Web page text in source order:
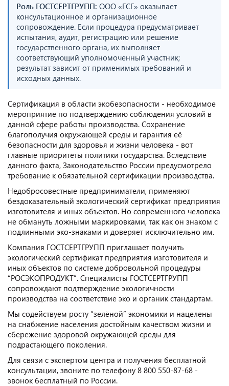
Роль ГОСТСЕРТГРУПП: ООО «ГСГ» оказывает
консультационное и организационное
сопровождение. Если процедура предусматривает
испытания, аудит, регистрацию или решение
государственного органа, их выполняет
соответствующий уполномоченный участник;
результат зависит от применимых требований и
исходных данных.
Сертификация в области экобезопасности - необходимое
мероприятие по подтверждению соблюдения условий в
данной сфере работы производства. Сохранение
благополучия окружающей среды и гарантия её
безопасности для здоровья и жизни человека - вот
главные приоритеты политики государства. Вследствие
данного факта, Законодательство России предусмотрело
требование к обязательной сертификации производства.
Недобросовестные предприниматели, применяют
бездоказательный экологический сертификат предприятия
изготовителя и иных объектов. Но современного человека
не обмануть ложными маркировками, так как он знаком с
подлинными эко-знаками и доверяет исключительно им.
Компания ГОСТСЕРТГРУПП приглашает получить
экологический сертификат предприятия изготовителя и
иных объектов по системе добровольной процедуры
“РОСЭКОПРОДУКТ”. Специалисты ГОСТСЕРТГРУПП
сопровождают подтверждение экологичности
производства на соответствие эко и органик стандартам.
Мы содействуем росту “зелёной” экономики и нацелены
на снабжение населения достойным качеством жизни и
сбережение здоровой окружающей среды для
подрастающего поколения.
Для связи с экспертом центра и получения бесплатной
консультации, звоните по телефону 8 800 550-87-68 -
звонок бесплатный по России.